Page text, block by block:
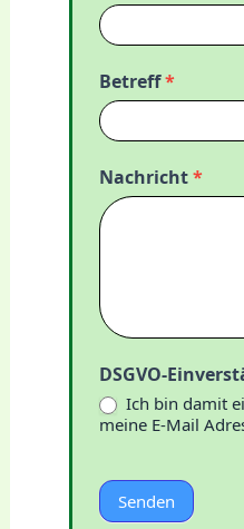
Betreff*
Nachricht*
DSGVO-
Ich bin damit
meine E-Mail
Senden